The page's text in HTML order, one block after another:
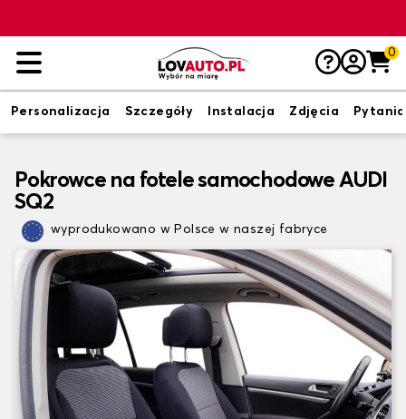
0
Personalizacja Szczegóły Instalacja Zdjęcia Pytania
Pokrowce na fotele samochodowe AUDI
SQ2
wyprodukowano w Polsce w naszej fabryce